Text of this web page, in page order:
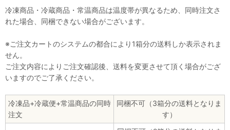
冷凍商品・冷蔵商品・常温商品は温度帯が異なるため、同時注文さ
れた場合、同梱できない場合がございます。
※ご注文カートのシステムの都合により1箱分の送料しか表示されま
せん。
ご注文内容によりご注文確認後、送料を変更させて頂く場合がござ
いますのでご了承ください。
冷凍品+冷蔵便+常温商品の同時
注文
同梱不可（3箱分の送料となりま
す）